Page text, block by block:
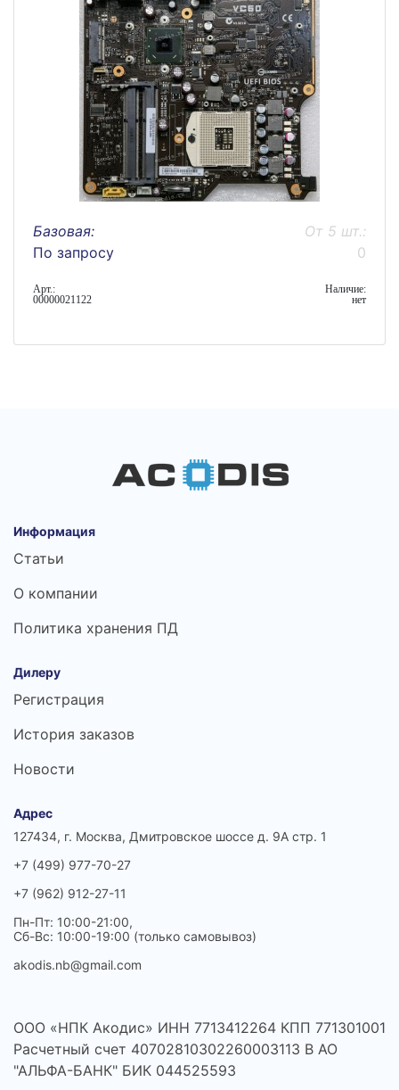
Базовая:
По запросу
От 5 шт.:
0
Арт.:
00000021122
Наличие:
нет
Информация
Статьи
О компании
Политика хранения ПД
Дилеру
Регистрация
История заказов
Новости
Адрес
127434, г. Москва, Дмитровское шоссе д. 9А стр. 1
+7 (499) 977-70-27
+7 (962) 912-27-11
Пн-Пт: 10:00-21:00,
Сб-Вс: 10:00-19:00 (только самовывоз)
akodis.nb@gmail.com
ООО «НПК Акодис» ИНН 7713412264 КПП 771301001
Расчетный счет 40702810302260003113 В АО
"АЛЬФА-БАНК" БИК 044525593